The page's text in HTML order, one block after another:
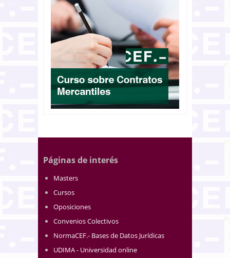
Páginas de interés
Masters
Cursos
Oposiciones
Convenios Colectivos
NormaCEF.- Bases de Datos Jurídicas
UDIMA - Universidad online